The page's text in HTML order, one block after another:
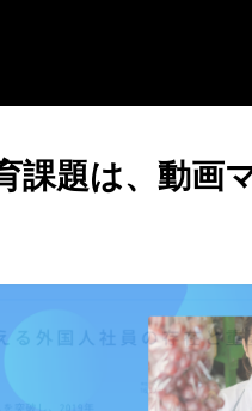
課題は、動画